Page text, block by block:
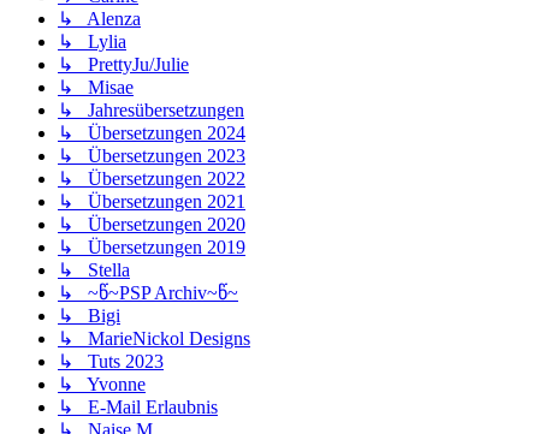
↳ Alenza
↳ Lylia
↳ PrettyJu/Julie
↳ Misae
↳ Jahresübersetzungen
↳ Übersetzungen 2024
↳ Übersetzungen 2023
↳ Übersetzungen 2022
↳ Übersetzungen 2021
↳ Übersetzungen 2020
↳ Übersetzungen 2019
↳ Stella
↳ ~წ~PSP Archiv~წ~
↳ Bigi
↳ MarieNickol Designs
↳ Tuts 2023
↳ Yvonne
↳ E-Mail Erlaubnis
↳ Naise M